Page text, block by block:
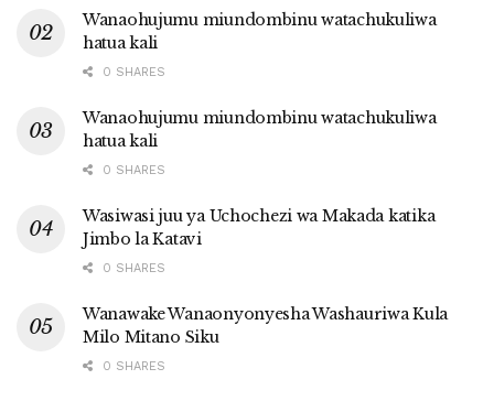
Wanaohujumu miundombinu watachukuliwa
hatua kali
0 SHARES
Wanaohujumu miundombinu watachukuliwa
hatua kali
0 SHARES
Wasiwasi juu ya Uchochezi wa Makada katika
Jimbo la Katavi
0 SHARES
Wanawake Wanaonyonyesha Washauriwa Kula
Milo Mitano Siku
0 SHARES